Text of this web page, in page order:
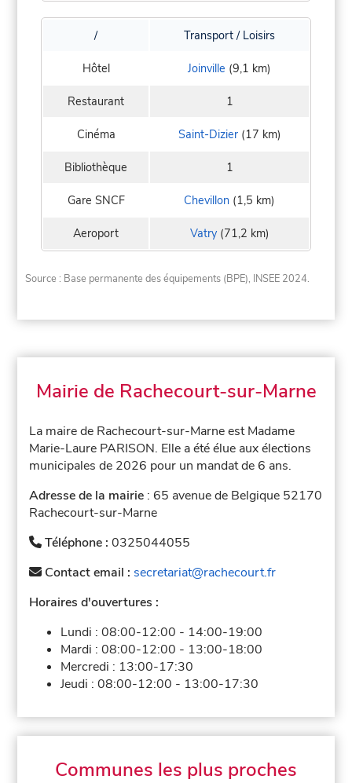
/ Transport / Loisirs
Hôtel Joinville (9,1 km)
Restaurant 1
Cinéma Saint-Dizier(17 km)
Bibliothèque 1
Gare SNCF Chevillon (1,5 km)
Aeroport Vatry(71,2 km)
Source : Base permanente des équipements (BPE), INSEE 2024.
Mairie de Rachecourt-sur-Marne
La maire de Rachecourt-sur-Marne est Madame
Marie-Laure PARISON. Elle a été élue aux élections
municipales de 2026 pour un mandat de 6 ans.
Adresse de la mairie : 65 avenue de Belgique 52170
Rachecourt-sur-Marne
Téléphone :0325044055
Contact email : secretariat@rachecourt.fr
Horaires d'ouvertures :
Lundi :08:00-12:00 - 14:00-19:00
Mardi :08:00-12:00 - 13:00-18:00
Mercredi : 13:00-17:30
Jeudi :08:00-12:00 - 13:00-17:30
Communes les plus proches